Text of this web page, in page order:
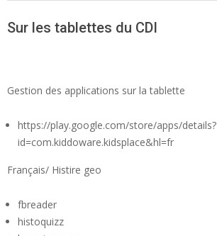
Sur les tablettes du CDI
Gestion des applications sur la tablette
https://play.google.com/store/apps/details?
id=com.kiddoware.kidsplace&hl=fr
Français/ Histire geo
fbreader
histoquizz